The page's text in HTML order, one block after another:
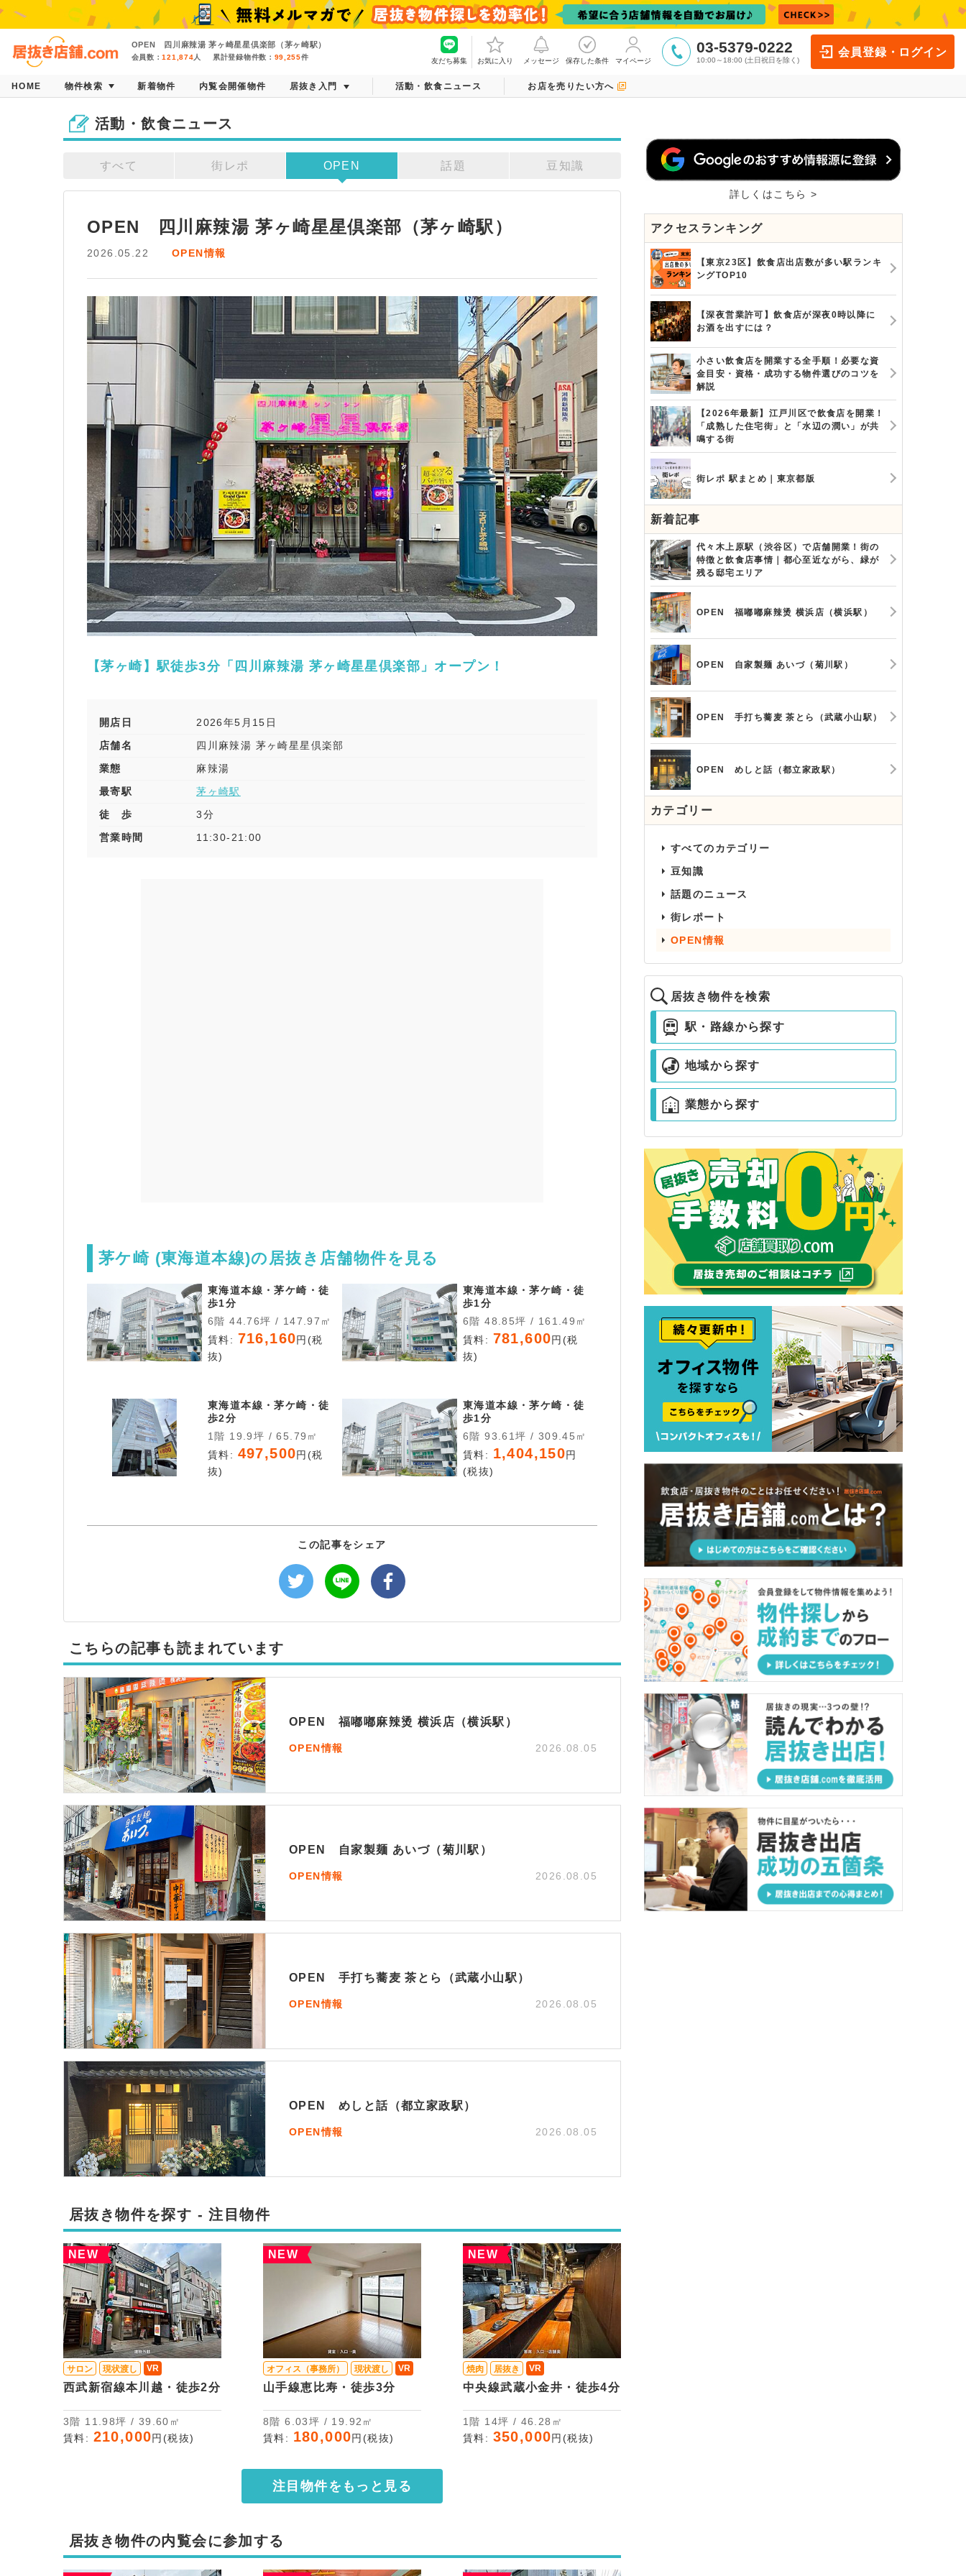
OPEN 四川麻辣湯 茅ヶ崎星星倶楽部（茅ヶ崎駅）
会員数：121,874人 累計登録物件数： 99,255件 友だち募集 お気に入り メッセージ 保存した条件 マイページ
03-5379-0222
10:00～18:00 (土日祝日を除く)
会員登録・ログイン
HOME 物件検索 新着物件 内覧会開催物件 居抜き入門 活動・飲食ニュース お店を売りたい方へ
活動・飲食ニュース
すべて 街レポ OPEN 話題 豆知識
OPEN　四川麻辣湯 茅ヶ崎星星倶楽部（茅ヶ崎駅）
2026.05.22 OPEN情報
【茅ヶ崎】駅徒歩3分「四川麻辣湯 茅ヶ崎星星倶楽部」オープン！
開店日
2026年5月15日
店舗名
四川麻辣湯 茅ヶ崎星星倶楽部
業態
麻辣湯
最寄駅
茅ヶ崎駅
徒 歩
3分
営業時間
11:30-21:00
茅ケ崎 (東海道本線)の居抜き店舗物件を見る
東海道本線・茅ケ崎・徒
歩1分
6階 44.76坪 / 147.97㎡
賃料: 716,160円(税
抜)
東海道本線・茅ケ崎・徒
歩1分
6階 48.85坪 / 161.49㎡
賃料: 781,600円(税
抜)
東海道本線・茅ケ崎・徒
歩2分
1階 19.9坪 / 65.79㎡
賃料: 497,500円(税
抜)
東海道本線・茅ケ崎・徒
歩1分
6階 93.61坪 / 309.45㎡
賃料: 1,404,150円
(税抜)
この記事をシェア
こちらの記事も読まれています
OPEN 福嘟嘟麻辣烫 横浜店（横浜駅）
OPEN情報 2026.08.05
OPEN 自家製麺 あいづ（菊川駅）
OPEN情報 2026.08.05
OPEN 手打ち蕎麦 茶とら（武蔵小山駅）
OPEN情報 2026.08.05
OPEN めしと話（都立家政駅）
OPEN情報 2026.08.05
居抜き物件を探す - 注目物件
NEW
サロン 現状渡し VR
西武新宿線本川越・徒歩2分
3階 11.98坪 / 39.60㎡
賃料: 210,000円(税抜)
NEW
オフィス（事務所） 現状渡し VR
山手線恵比寿・徒歩3分
8階 6.03坪 / 19.92㎡
賃料: 180,000円(税抜)
NEW
焼肉 居抜き VR
中央線武蔵小金井・徒歩4分
1階 14坪 / 46.28㎡
賃料: 350,000円(税抜)
注目物件をもっと見る
居抜き物件の内覧会に参加する
詳しくはこちら >
アクセスランキング
【東京23区】飲食店出店数が多い駅ランキ
ングTOP10
【深夜営業許可】飲食店が深夜0時以降に
お酒を出すには？
小さい飲食店を開業する全手順！必要な資
金目安・資格・成功する物件選びのコツを
解説
【2026年最新】江戸川区で飲食店を開業！
「成熟した住宅街」と「水辺の潤い」が共
鳴する街
街レポ 駅まとめ｜東京都版
新着記事
代々木上原駅（渋谷区）で店舗開業！街の
特徴と飲食店事情｜都心至近ながら、緑が
残る邸宅エリア
OPEN 福嘟嘟麻辣烫 横浜店（横浜駅）
OPEN 自家製麺 あいづ（菊川駅）
OPEN 手打ち蕎麦 茶とら（武蔵小山駅）
OPEN めしと話（都立家政駅）
カテゴリー
すべてのカテゴリー
豆知識
話題のニュース
街レポート
OPEN情報
居抜き物件を検索
駅・路線から探す
地域から探す
業態から探す